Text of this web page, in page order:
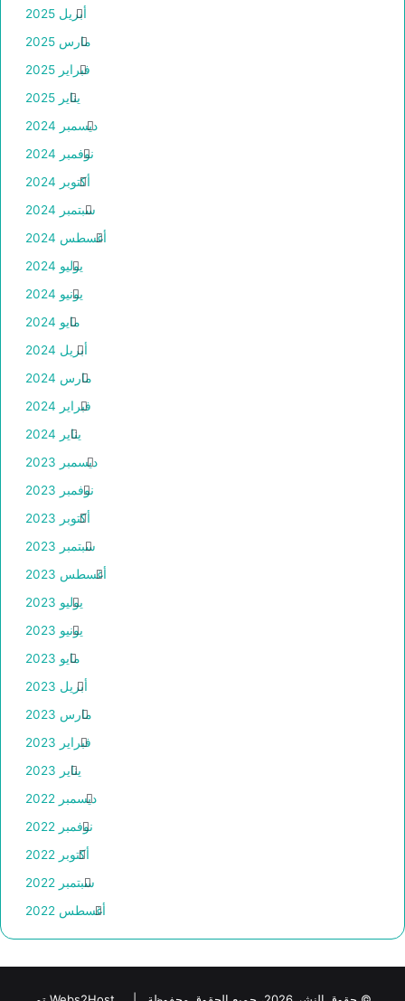
أبريل 2025
مارس 2025
فبراير 2025
يناير 2025
ديسمبر 2024
نوفمبر 2024
أكتوبر 2024
سبتمبر 2024
أغسطس 2024
يوليو 2024
يونيو 2024
مايو 2024
أبريل 2024
مارس 2024
فبراير 2024
يناير 2024
ديسمبر 2023
نوفمبر 2023
أكتوبر 2023
سبتمبر 2023
أغسطس 2023
يوليو 2023
يونيو 2023
مايو 2023
أبريل 2023
مارس 2023
فبراير 2023
يناير 2023
ديسمبر 2022
نوفمبر 2022
أكتوبر 2022
سبتمبر 2022
أغسطس 2022